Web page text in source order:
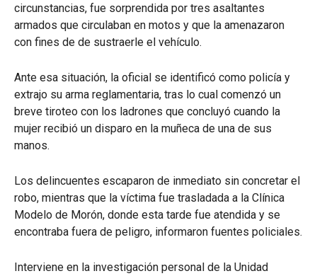
circunstancias, fue sorprendida por tres asaltantes
armados que circulaban en motos y que la amenazaron
con fines de de sustraerle el vehículo.
Ante esa situación, la oficial se identificó como policía y
extrajo su arma reglamentaria, tras lo cual comenzó un
breve tiroteo con los ladrones que concluyó cuando la
mujer recibió un disparo en la muñeca de una de sus
manos.
Los delincuentes escaparon de inmediato sin concretar el
robo, mientras que la víctima fue trasladada a la Clínica
Modelo de Morón, donde esta tarde fue atendida y se
encontraba fuera de peligro, informaron fuentes policiales.
Interviene en la investigación personal de la Unidad